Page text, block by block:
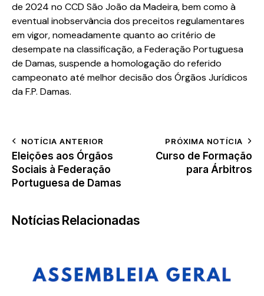
de 2024 no CCD São João da Madeira, bem como à
eventual inobservância dos preceitos regulamentares
em vigor, nomeadamente quanto ao critério de
desempate na classificação, a Federação Portuguesa
de Damas, suspende a homologação do referido
campeonato até melhor decisão dos Órgãos Jurídicos
da F.P. Damas.
NOTÍCIA ANTERIOR
Eleições aos Órgãos
Sociais à Federação
Portuguesa de Damas
PRÓXIMA NOTÍCIA
Curso de Formação
para Árbitros
Notícias Relacionadas